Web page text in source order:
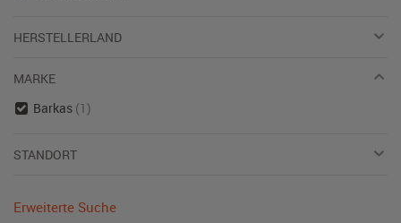
HERSTELLERLAND
MARKE
Barkas (1)
STANDORT
Erweiterte Suche